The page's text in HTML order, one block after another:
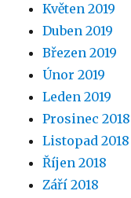
Květen 2019
Duben 2019
Březen 2019
Únor 2019
Leden 2019
Prosinec 2018
Listopad 2018
Říjen 2018
Září 2018